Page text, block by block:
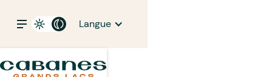
Langue